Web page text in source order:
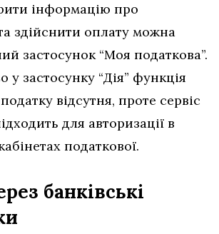
інформацію про
здійснити оплату можна
застосунок “Моя податкова”.
у застосунку “Дія” функція
відсутня, проте сервіс
для авторизації в
податкової.
банківські